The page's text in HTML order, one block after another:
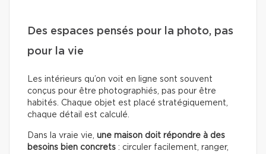
Des espaces pensés pour la photo, pas
pour la vie
Les intérieurs qu’on voit en ligne sont souvent
conçus pour être photographiés, pas pour être
habités. Chaque objet est placé stratégiquement,
chaque détail est calculé.
Dans la vraie vie, une maison doit répondre à des
besoins bien concrets : circuler facilement, ranger,